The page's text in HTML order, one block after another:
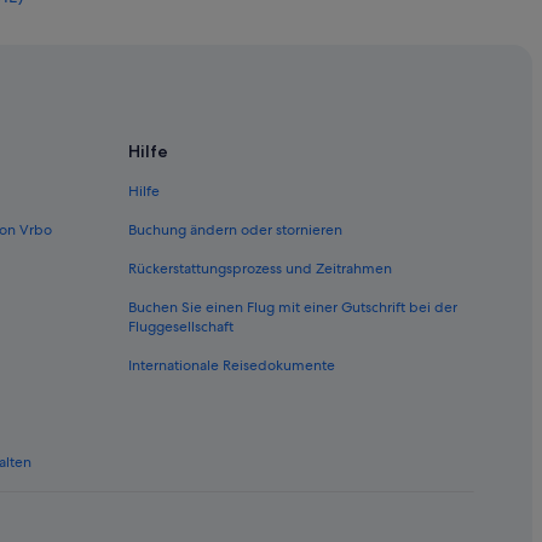
(VIE)
(VIE)
Vrbo
Hilfe
Hilfe
Buchung ändern oder stornieren
Rückerstattungsprozess und Zeitrahmen
Buchen Sie einen Flug mit einer Gutschrift bei der
Fluggesellschaft
Internationale Reisedokumente